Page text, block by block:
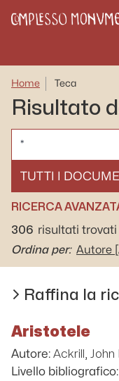
Home Teca
Risultato
SELEZIONA UN
RICERCA
306 risultati trovati
Ordina per: Autore
Raffina la
Aristotele
Autore: Ackrill, John
Livello bibliografico: